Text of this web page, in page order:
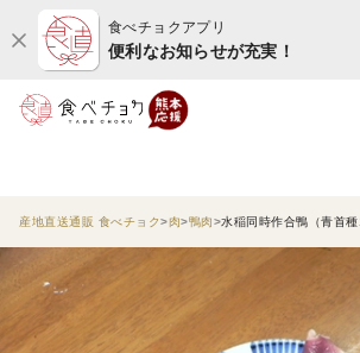
食べチョクアプリ
便利なお知らせが充実！
産地直送通販 食べチョク 肉 鴨肉 水稲同時作合鴨（青首